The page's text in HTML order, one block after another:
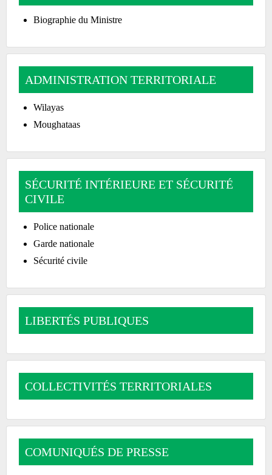
Biographie du Ministre
ADMINISTRATION TERRITORIALE
Wilayas
Moughataas
SÉCURITÉ INTÉRIEURE ET SÉCURITÉ
CIVILE
Police nationale
Garde nationale
Sécurité civile
LIBERTÉS PUBLIQUES
COLLECTIVITÉS TERRITORIALES
COMUNIQUÉS DE PRESSE